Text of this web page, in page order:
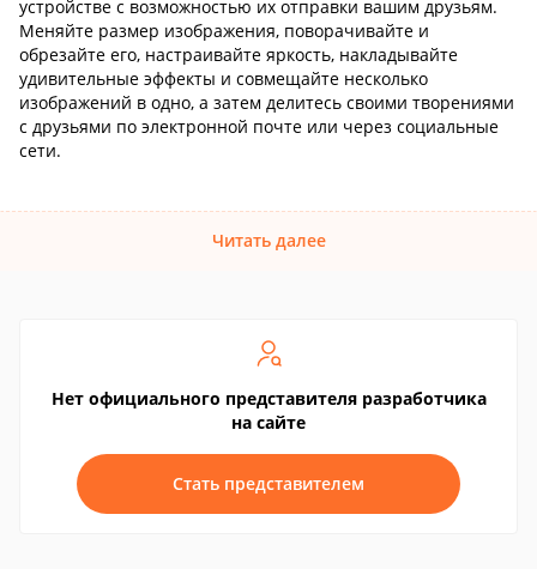
устройстве с возможностью их отправки вашим друзьям.
Меняйте размер изображения, поворачивайте и
обрезайте его, настраивайте яркость, накладывайте
удивительные эффекты и совмещайте несколько
изображений в одно, а затем делитесь своими творениями
с друзьями по электронной почте или через социальные
сети.
Читать далее
Нет официального представителя разработчика
на сайте
Стать представителем